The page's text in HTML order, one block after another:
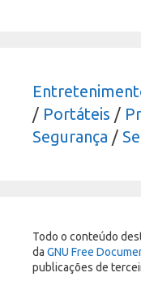
/ Portáteis /
Segurança /
Todo o conteúdo
da GNU Free
publicações de